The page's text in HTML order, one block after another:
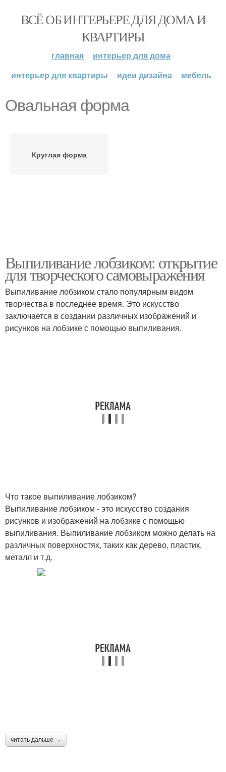
ВСЁ ОБ ИНТЕРЬЕРЕ ДЛЯ ДОМА И
КВАРТИРЫ
главная
интерьер для дома
интерьер для квартиры
идеи дизайна мебель
Овальная форма
Круглая форма
Выпиливание лобзиком: открытие
для творческого самовыражения
Выпиливание лобзиком стало популярным видом
творчества в последнее время. Это искусство
заключается в создании различных изображений и
рисунков на лобзике с помощью выпиливания.
Что такое выпиливание лобзиком?
Выпиливание лобзиком - это искусство создания
рисунков и изображений на лобзике с помощью
выпиливания. Выпиливание лобзиком можно делать на
различных поверхностях, таких как дерево, пластик,
металл и т.д.
читать дальше →